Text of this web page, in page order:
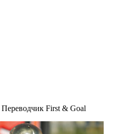
Переводчик First & Goal